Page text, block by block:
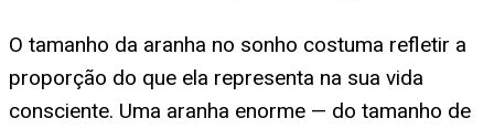
O tamanho da aranha no sonho costuma refletir a
proporção do que ela representa na sua vida
consciente. Uma aranha enorme — do tamanho de